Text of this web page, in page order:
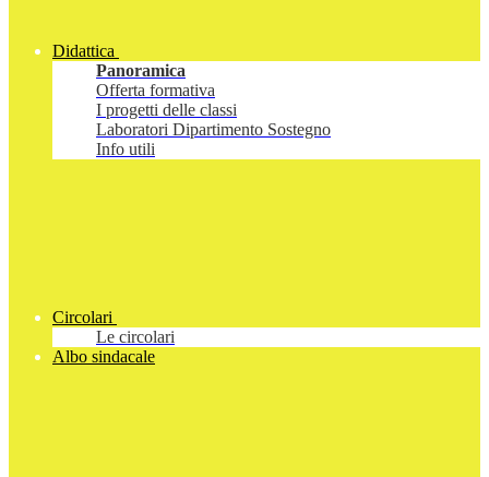
Didattica
Panoramica
Offerta formativa
I progetti delle classi
Laboratori Dipartimento Sostegno
Info utili
Circolari
Le circolari
Albo sindacale